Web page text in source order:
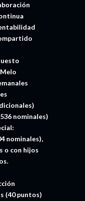
nominales)
nominales),
o con hijos
(40 puntos)